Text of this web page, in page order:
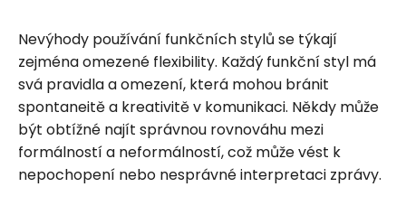
Nevýhody používání funkčních stylů se týkají
zejména omezené flexibility. Každý funkční styl má
svá pravidla a omezení, která mohou bránit
spontaneitě a kreativitě v komunikaci. Někdy může
být obtížné najít správnou rovnováhu mezi
formálností a neformálností, což může vést k
nepochopení nebo nesprávné interpretaci zprávy.